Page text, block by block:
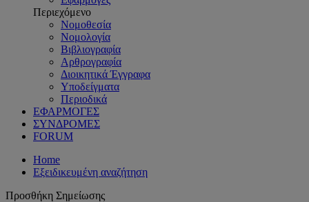
Περιεχόμενο
Νομοθεσία
Νομολογία
Βιβλιογραφία
Αρθρογραφία
Διοικητικά Έγγραφα
Υποδείγματα
Περιοδικά
ΕΦΑΡΜΟΓΕΣ
ΣΥΝΔΡΟΜΕΣ
FORUM
Home
Εξειδικευμένη αναζήτηση
Προσθήκη Σημείωσης